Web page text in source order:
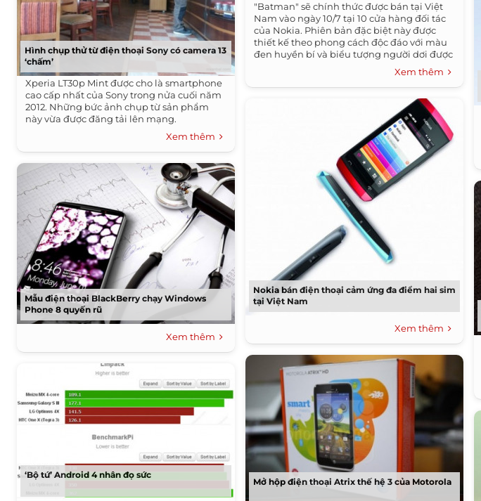
Hình chụp thử từ điện thoại Sony có camera 13
‘chấm’
Xperia LT30p Mint được cho là smartphone
cao cấp nhất của Sony trong nửa cuối năm
2012. Những bức ảnh chụp từ sản phẩm
này vừa được đăng tải lên mạng.
Xem thêm
Mẫu điện thoại BlackBerry chạy Windows
Phone 8 quyến rũ
Xem thêm
‘Bộ tứ’ Android 4 nhân đọ sức
"Batman" sẽ chính thức được bán tại Việt
Nam vào ngày 10/7 tại 10 cửa hàng đối tác
của Nokia. Phiên bản đặc biệt này được
thiết kế theo phong cách độc đáo với màu
đen huyền bí và biểu tượng người dơi được
Xem thêm
Nokia bán điện thoại cảm ứng đa điểm hai sim
tại Việt Nam
Xem thêm
Mở hộp điện thoại Atrix thế hệ 3 của Motorola